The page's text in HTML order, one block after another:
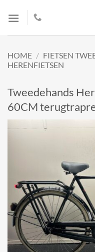
naar
HOME / FIETSEN
HERENFIETSEN
Tweedehands
60CM